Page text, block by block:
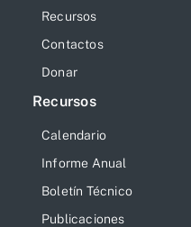
Recursos
Contactos
Donar
Recursos
Calendario
Informe Anual
Boletín Técnico
Publicaciones